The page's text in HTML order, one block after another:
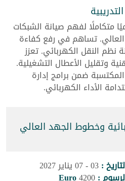
متكاملًا لفهم صيانة الشبكات
تساهم في رفع كفاءة
نظم النقل الكهربائي. تعزز
وتقليل الأعطال التشغيلية.
ضمن برامج إدارة
الأداء الكهربائي.
وخطوط الجهد العالي
:03 - 07 يناير 2027
:
4200
Euro